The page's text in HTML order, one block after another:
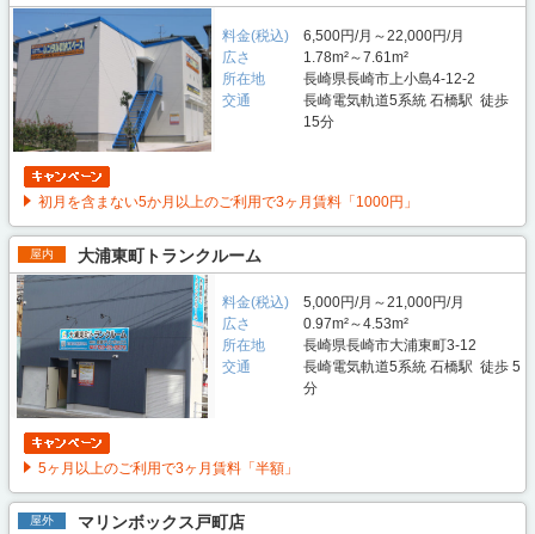
料金(税込)
6,500円/月～22,000円/月
広さ
1.78m²～7.61m²
所在地
長崎県長崎市上小島4-12-2
交通
長崎電気軌道5系統 石橋駅 徒歩
15分
初月を含まない5か月以上のご利用で3ヶ月賃料「1000円」
屋内 大浦東町トランクルーム
料金(税込)
5,000円/月～21,000円/月
広さ
0.97m²～4.53m²
所在地
長崎県長崎市大浦東町3-12
交通
長崎電気軌道5系統 石橋駅 徒歩 5
分
5ヶ月以上のご利用で3ヶ月賃料「半額」
屋外 マリンボックス戸町店